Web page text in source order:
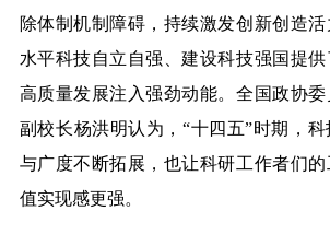
除体制机制障碍，持续激发创新创造
水平科技自立自强、建设科技强国提
高质量发展注入强劲动能。全国政协
副校长杨洪明认为，“十四五”时期，
与广度不断拓展，也让科研工作者们
值实现感更强。